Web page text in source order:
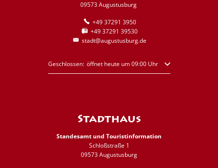
09573 Augustusburg
+49 37291 3950
+49 37291 39530
stadt@augustusburg.de
Klicken, um weitere Öffnungs- oder Schließzeiten
Geschlossen: öffnet heute um 09:00 Uhr
Stadthaus
Standesamt und Touristinformation
Schloßstraße 1
09573 Augustusburg